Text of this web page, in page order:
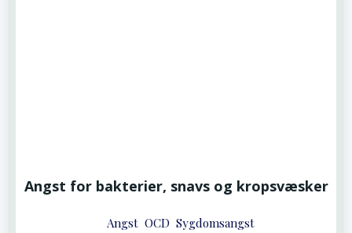
Angst for bakterier, snavs og kropsvæsker
Angst OCD Sygdomsangst